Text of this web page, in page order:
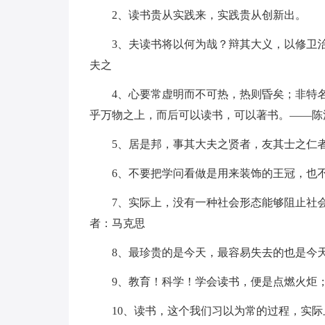
2、读书贵从实践来，实践贵从创新出。
3、夫读书将以何为哉？辩其大义，以修
夫之
4、心要常虚明而不可热，热则昏矣；非特
乎万物之上，而后可以读书，可以著书。——陈
5、居是邦，事其大夫之贤者，友其士之仁者
6、不要把学问看做是用来装饰的王冠，也
7、实际上，没有一种社会形态能够阻止社
者：马克思
8、最珍贵的是今天，最容易失去的也是今
9、教育！科学！学会读书，便是点燃火炬
10、读书，这个我们习以为常的过程，实